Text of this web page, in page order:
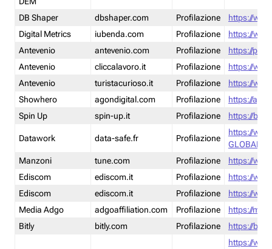
DB Shaper
dbshaper.com Profilazione
https://
Digital Metrics
iubenda.com Profilazione
https://
Antevenio
antevenio.com Profilazione
https://
Antevenio
cliccalavoro.it Profilazione
https://
Antevenio
turistacurioso.it Profilazione
https://
Showhero
agondigital.com Profilazione
https://
Spin Up
spin-up.it Profilazione https://
Datawork data-safe.fr Profilazione
https://
GLOBAL-
Manzoni
tune.com Profilazione
https://
Ediscom
ediscom.it Profilazione
https://
Ediscom
ediscom.it Profilazione
https://
Media Adgo
adgoaffiliation.com Profilazione
https://
Bitly
bitly.com Profilazione https://
https://